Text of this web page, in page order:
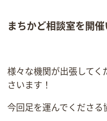
まちかど相談室を開
様々な機関が出張してく
さいます！
今回足を運んでくださる